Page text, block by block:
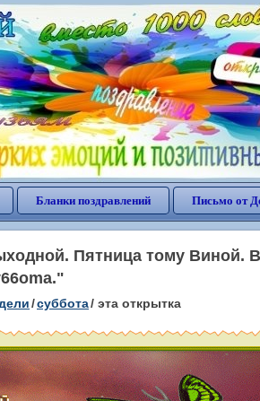
Бланки поздравлений Письмо от
Пятница тому Виной.
/суббота/ эта открытка